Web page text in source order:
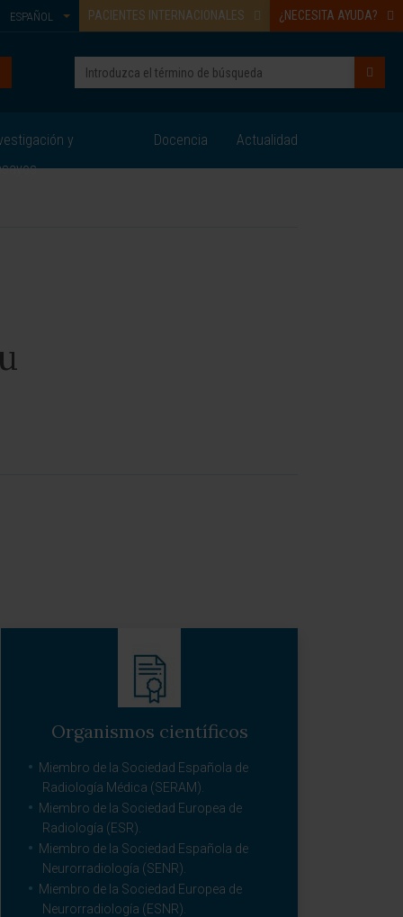
PACIENTES INTERNACIONALES ¿NECESITA AYUDA?
ESPAÑOL
y
Docencia Actualidad
Organismos científicos
Miembro de la Sociedad Española de
Radiología Médica (SERAM).
Miembro de la Sociedad Europea de
Radiología (ESR).
Miembro de la Sociedad Española de
Neurorradiología (SENR).
Miembro de la Sociedad Europea de
Neurorradiología (ESNR).